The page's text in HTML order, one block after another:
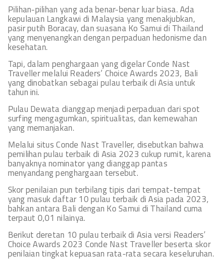
Pilihan-pilihan yang ada benar-benar luar biasa. Ada
kepulauan Langkawi di Malaysia yang menakjubkan,
pasir putih Boracay, dan suasana Ko Samui di Thailand
yang menyenangkan dengan perpaduan hedonisme dan
kesehatan.
Tapi, dalam penghargaan yang digelar Conde Nast
Traveller melalui Readers’ Choice Awards 2023, Bali
yang dinobatkan sebagai pulau terbaik di Asia untuk
tahun ini.
Pulau Dewata dianggap menjadi perpaduan dari spot
surfing mengagumkan, spiritualitas, dan kemewahan
yang memanjakan.
Melalui situs Conde Nast Traveller, disebutkan bahwa
pemilihan pulau terbaik di Asia 2023 cukup rumit, karena
banyaknya nominator yang dianggap pantas
menyandang penghargaan tersebut.
Skor penilaian pun terbilang tipis dari tempat-tempat
yang masuk daftar 10 pulau terbaik di Asia pada 2023,
bahkan antara Bali dengan Ko Samui di Thailand cuma
terpaut 0,01 nilainya.
Berikut deretan 10 pulau terbaik di Asia versi Readers’
Choice Awards 2023 Conde Nast Traveller beserta skor
penilaian tingkat kepuasan rata-rata secara keseluruhan.